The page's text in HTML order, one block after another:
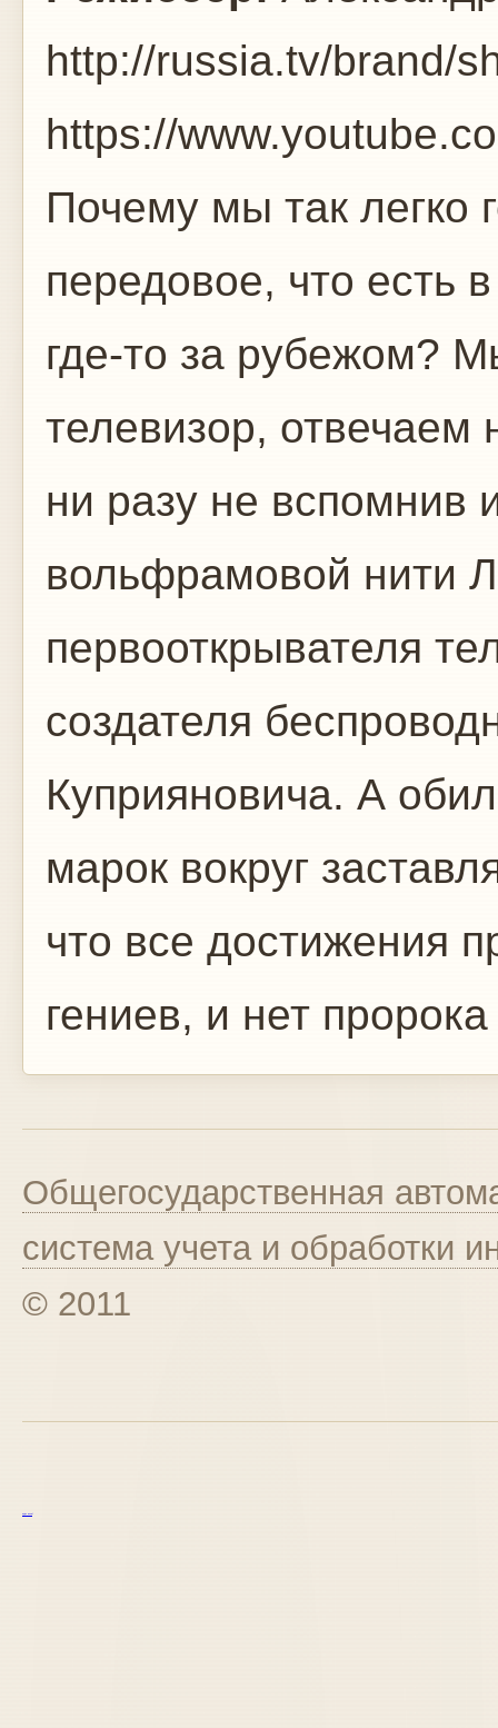
http://russia.tv/brand/
https://
Почему мы так легко
передовое, что есть
где-то за рубежом?
телевизор, отвечаем
ни разу не вспомнив
вольфрамовой нити
первооткрывателя
создателя
Куприяновича. А
марок вокруг
что все достижения
гениев, и нет
Общегосударственная
система учета и обработки
© 2011
курс excel